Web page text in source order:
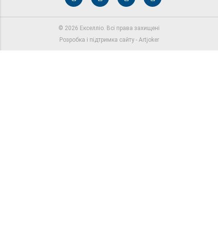
© 2026 Екселлiо. Всі права захищені
Розробка і підтримка сайту - Artjoker